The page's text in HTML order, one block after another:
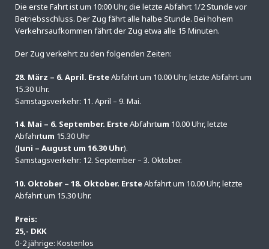
Die erste Fahrt ist um 10:00 Uhr, die letzte Abfahrt 1/2 Stunde vor
Betriebsschluss. Der Zug fährt alle halbe Stunde. Bei hohem
Verkehrsaufkommen fährt der Zug etwa alle 15 Minuten.
Der Zug verkehrt zu den folgenden Zeiten:
28. März – 6. April. ErsteAbfahrt um 10.00 Uhr, letzte Abfahrt um
15.30 Uhr.
Samstagsverkehr: 11. April – 9. Mai.
14. Mai – 6. September. ErsteAbfahrtum 10.00 Uhr, letzte
Abfahrtum 15.30 Uhr
(Juni – August um 16.30 Uhr).
Samstagsverkehr: 12. September – 3. Oktober.
10. Oktober – 18. Oktober. ErsteAbfahrt um 10.00 Uhr, letzte
Abfahrt um 15.30 Uhr.
Preis:
25,- DKK
0-2 jährige: Kostenlos